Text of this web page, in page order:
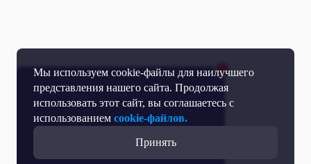
Мы используем cookie-файлы для наилучшего
представления нашего сайта. Продолжая
использовать этот сайт, вы соглашаетесь с
использованием cookie-файлов.
Принять